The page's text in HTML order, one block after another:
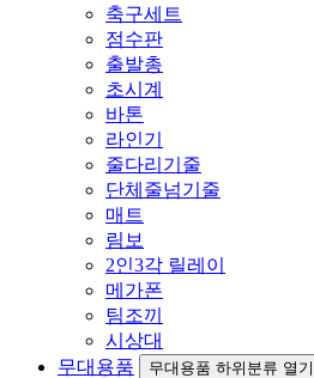
축구세트
점수판
출발총
초시계
바톤
라인기
줄다리기줄
단체줄넘기줄
매트
림보
2인3각 릴레이
메가폰
팀조끼
시상대
무대용품
무대용품 하위분류 열기